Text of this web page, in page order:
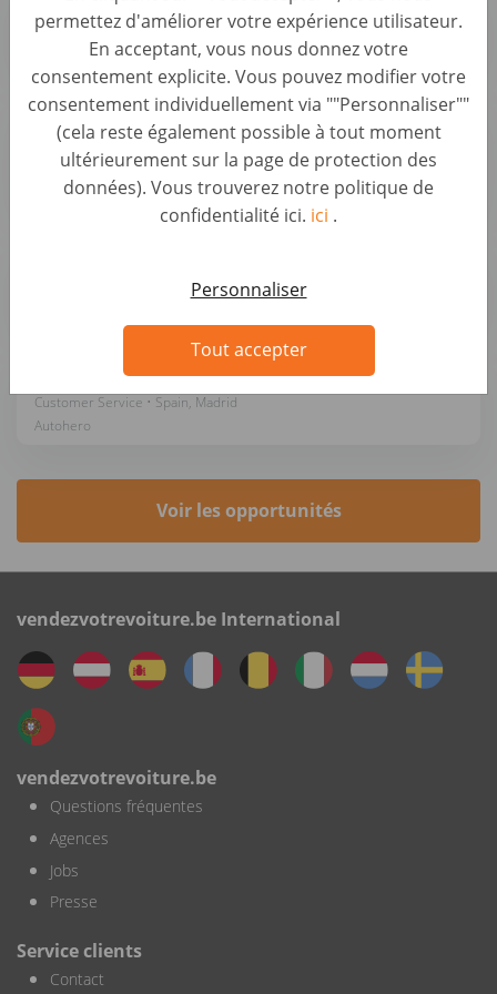
permettez d'améliorer votre expérience utilisateur.
En acceptant, vous nous donnez votre
consentement explicite. Vous pouvez modifier votre
consentement individuellement via ""Personnaliser""
(cela reste également possible à tout moment
ultérieurement sur la page de protection des
données). Vous trouverez notre politique de
confidentialité ici. ici .
Personnaliser
Tout accepter
Customer Service • Germany, Berlin
Autohero
Teamlead Quality Management mit
Schwerpunkt Kfz-Mechatronik (d/m/w)
Customer Service • Germany, Berlin
Autohero
Customer Service • Spain, Madrid
Asesor/a Técnico de Postventa (Automoción)
Customer Service • Spain, Madrid
Autohero
Voir les opportunités
vendezvotrevoiture.be International
vendezvotrevoiture.be
Questions fréquentes
Agences
Jobs
Presse
Service clients
Contact